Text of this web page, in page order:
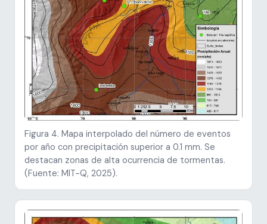
Figura 4. Mapa interpolado del número de eventos
por año con precipitación superior a 0.1 mm. Se
destacan zonas de alta ocurrencia de tormentas.
(Fuente: MIT-Q, 2025).